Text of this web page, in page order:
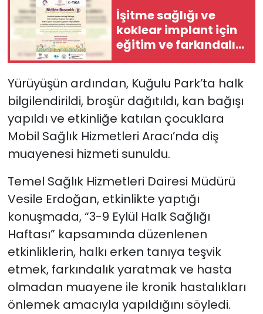
İşitme sağlığı ve
koklear implant için
eğitim ve farkındalık
günleri...
Yürüyüşün ardından, Kuğulu Park’ta halk
bilgilendirildi, broşür dağıtıldı, kan bağışı
yapıldı ve etkinliğe katılan çocuklara
Mobil Sağlık Hizmetleri Aracı’nda diş
muayenesi hizmeti sunuldu.
Temel Sağlık Hizmetleri Dairesi Müdürü
Vesile Erdoğan, etkinlikte yaptığı
konuşmada, “3-9 Eylül Halk Sağlığı
Haftası” kapsamında düzenlenen
etkinliklerin, halkı erken tanıya teşvik
etmek, farkındalık yaratmak ve hasta
olmadan muayene ile kronik hastalıkları
önlemek amacıyla yapıldığını söyledi.
TÜRKiYE
Video Galeri
YAŞAM
Yazarlar